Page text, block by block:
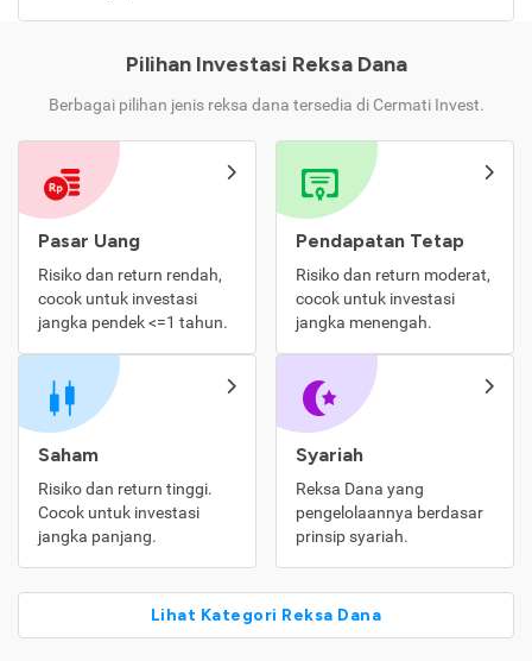
Pilihan Investasi Reksa Dana
Berbagai pilihan jenis reksa dana tersedia di Cermati Invest.
Pasar Uang
Risiko dan return rendah,
cocok untuk investasi
jangka pendek <=1 tahun.
Pendapatan Tetap
Risiko dan return moderat,
cocok untuk investasi
jangka menengah.
Saham
Risiko dan return tinggi.
Cocok untuk investasi
jangka panjang.
Syariah
Reksa Dana yang
pengelolaannya berdasar
prinsip syariah.
Lihat Kategori Reksa Dana